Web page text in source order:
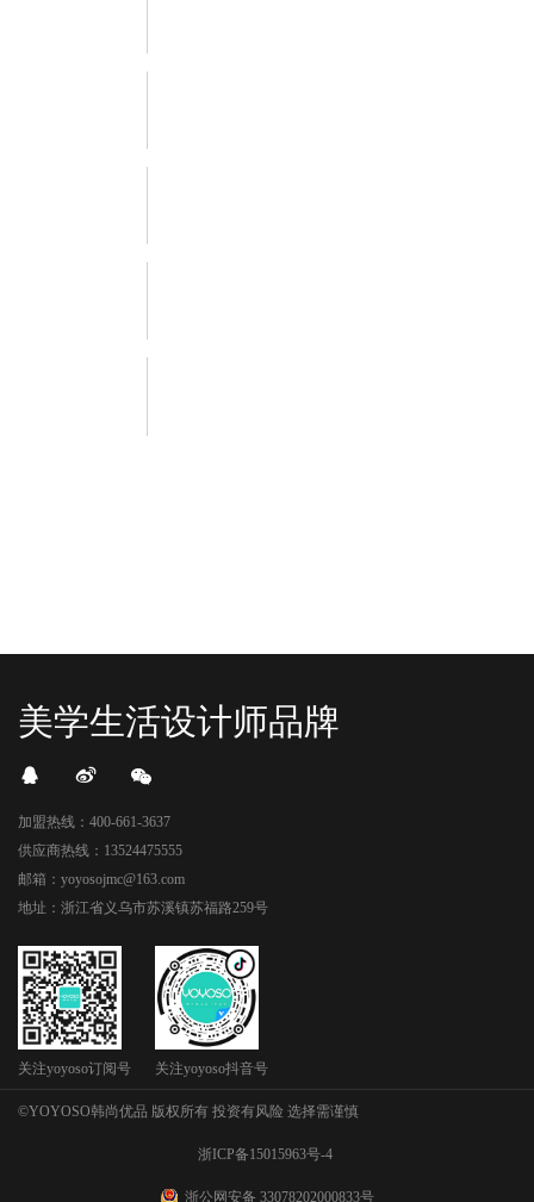
美学生活设计师品牌
加盟热线：400-661-3637
供应商热线：13524475555
邮箱：yoyosojmc@163.com
地址：浙江省义乌市苏溪镇苏福路259号
关注yoyoso订阅号 关注yoyoso抖音号
©YOYOSO韩尚优品 版权所有 投资有风险 选择需谨慎
浙ICP备15015963号-4
浙公网安备 33078202000833号